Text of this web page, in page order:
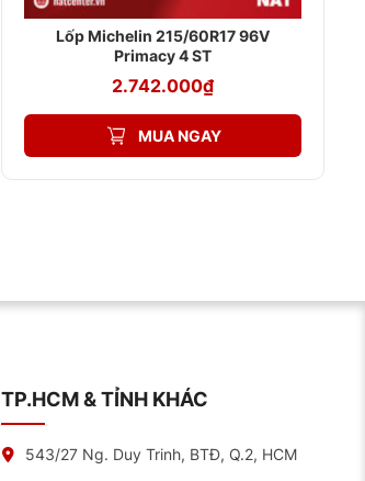
Lốp Michelin 215/60R17 96V
Primacy 4 ST
2.742.000₫
MUA NGAY
TP.HCM & TỈNH KHÁC
543/27 Ng. Duy Trinh, BTĐ, Q.2, HCM